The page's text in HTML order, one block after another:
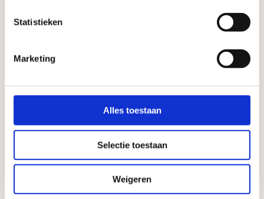
Statistieken
Marketing
Alles toestaan
Selectie toestaan
Weigeren
Fles 33cl
Ik wil dit bier thuis
Albert HeijnJumboPlusMitra